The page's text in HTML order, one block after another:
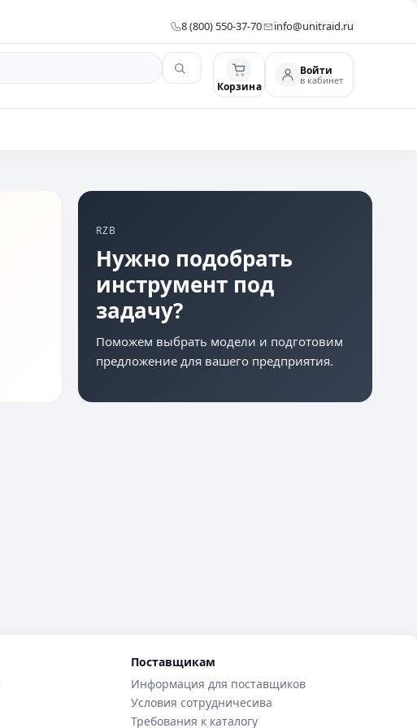
8 (800) 550-37-70 info@unitraid.ru
Корзина
Войти
в кабинет
RZB
Нужно подобрать
инструмент под
задачу?
Поможем выбрать модели и подготовим
предложение для вашего предприятия.
Поставщикам
Информация для поставщиков
Условия сотрудничесива
Требования к каталогу